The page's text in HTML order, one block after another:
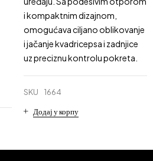
i kompaktnim dizajnom,
omogućava ciljano oblikovanje
i jačanje kvadricepsa i zadnjice
uz preciznu kontrolu pokreta.
SKU 1664
Додај у корпу